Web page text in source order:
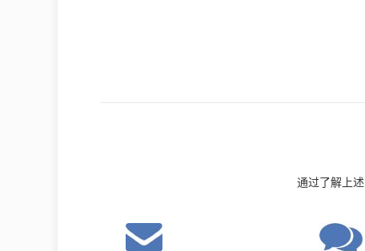
通过了解上